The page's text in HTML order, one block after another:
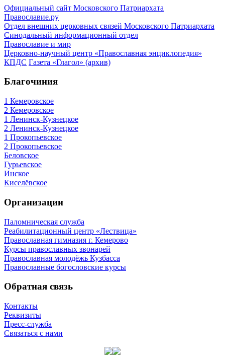
Официальный сайт Московского Патриархата
Православие.ру
Отдел внешних церковных связей Московского Патриархата
Синодальный информационный отдел
Православие и мир
Церковно-научный центр «Православная энциклопедия»
КПДС Газета «Глагол» (архив)
Благочиния
1 Кемеровское
2 Кемеровское
1 Ленинск-Кузнецкое
2 Ленинск-Кузнецкое
1 Прокопьевское
2 Прокопьевское
Беловское
Гурьевское
Инское
Киселёвское
Организации
Паломническая служба
Реабилитационный центр «Лествица»
Православная гимназия г. Кемерово
Курсы православных звонарей
Православная молодёжь Кузбасса
Православные богословские курсы
Обратная связь
Контакты
Реквизиты
Пресс-служба
Связаться с нами